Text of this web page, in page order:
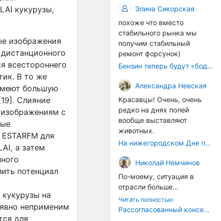
LAI кукурузы,
изображения
всестороннего
В то же
большую
Слияние
с
ESTARFM для
, а затем
потенциал
кукурузы на
неприменим
для
Сегодняшние
гастротуры — это
событийный,
развлекательный формат.
Его цель — показать
туристу "вкусное" место,
развлечь, дать яркие
безусловно, интересно и
правильно, но это внешний
слой.
А хорошо было бы,
например, не просто
восстановить углицкую
колбасу как артефакт, а
вернуть сам
принцип: продукт как
голос места.Многие
старые рецепты
сохранились в архивах, у
потомков мастеров, в
рынке и бизнесе.
происходящих сегодня
процессов, больше
напоминает судорожное
ситуационное затыкание
дыр.
Элина Сикорская
похоже что вместо
стабильного рынка мы
получим стабильный
ремонт форсунок)
Бензин теперь будут «бодяжить» легально: чего ждать водителям?
Александра Невская
Красавцы! Очень, очень
редко на днях полей
вообще выставляют
животных.
На нижегородском Дне поля было очень много животных
Николай Немчинов
По-моему, ситуация в
отрасли больше
напоминает какие-то
судороги, чем
Читать полностью
Рассогласованный консенсус